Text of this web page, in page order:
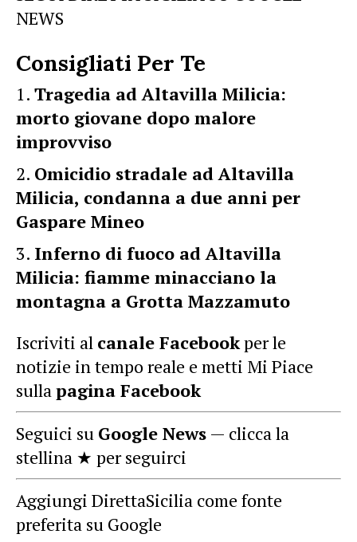
NEWS
Consigliati Per Te
Tragedia ad Altavilla Milicia:
morto giovane dopo malore
improvviso
Omicidio stradale ad Altavilla
Milicia, condanna a due anni per
Gaspare Mineo
Inferno di fuoco ad Altavilla
Milicia: fiamme minacciano la
montagna a Grotta Mazzamuto
Iscriviti al canale Facebookper le
notizie in tempo reale e metti Mi Piace
sullapagina Facebook
Seguici su Google News — clicca la
stellina ★ per seguirci
Aggiungi DirettaSicilia come fonte
preferita su Google